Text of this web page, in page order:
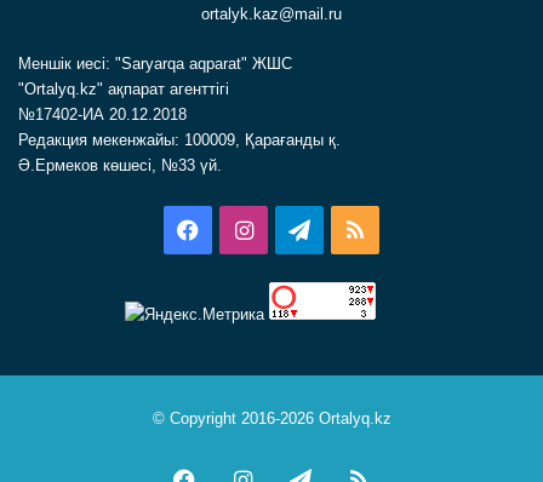
ortalyk.kaz@mail.ru
Меншік иесі: "Saryarqa aqparat" ЖШС
"Ortalyq.kz" ақпарат агенттігі
№17402-ИА 20.12.2018
Редакция мекенжайы: 100009, Қарағанды қ.
Ә.Ермеков көшесі, №33 үй.
FacebookInstagramTelegram
© Copyright 2016-2026 Ortalyq.kz